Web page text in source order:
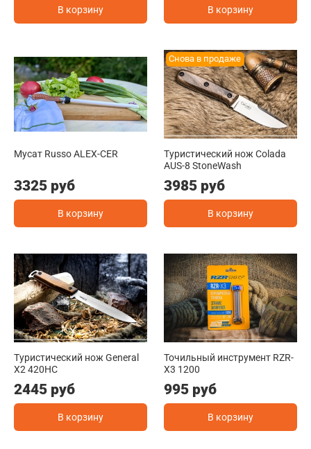
В корзину В корзину
Мусат Russo ALEX-CER
3325 руб
В корзину
Снова в продаже
Туристический нож Colada
AUS-8 StoneWash
3985 руб
В корзину
Туристический нож General
X2 420HC
2445 руб
В корзину
Точильный инструмент RZR-
X3 1200
995 руб
В корзину